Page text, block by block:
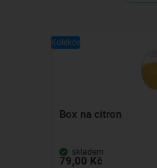
Kolekce
Box na citron
skladem
79,00 Kč